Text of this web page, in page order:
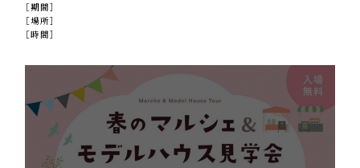
［期間］
［場所］
［時間］